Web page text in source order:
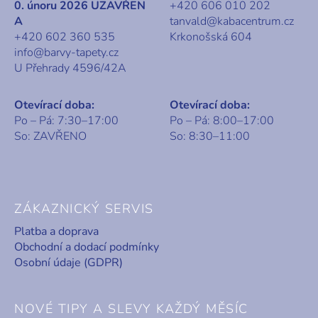
0. únoru 2026 UZAVŘEN
A
+420 602 360 535
info@barvy-tapety.cz
U Přehrady 4596/42A
+420 606 010 202
tanvald@kabacentrum.cz
Krkonošská 604
Otevírací doba:
Po – Pá: 7:30–17:00
So: ZAVŘENO
Otevírací doba:
Po – Pá: 8:00–17:00
So: 8:30–11:00
ZÁKAZNICKÝ SERVIS
Platba a doprava
Obchodní a dodací podmínky
Osobní údaje (GDPR)
NOVÉ TIPY A SLEVY KAŽDÝ MĚSÍC